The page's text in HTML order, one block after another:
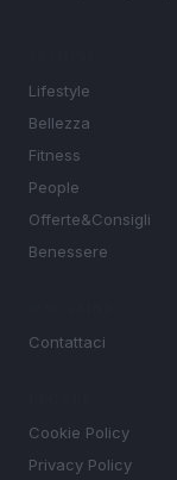
Lifestyle
Bellezza
Fitness
People
Offerte&Consigli
Benessere
Contattaci
Cookie Policy
Privacy Policy